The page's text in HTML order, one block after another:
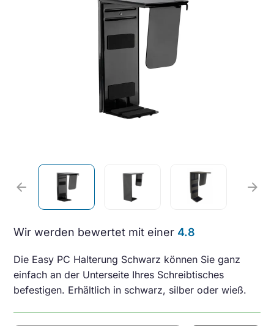
arrow_back arrow_forward
Wir werden bewertet mit einer 4.8
Die Easy PC Halterung Schwarz können Sie ganz
einfach an der Unterseite Ihres Schreibtisches
befestigen. Erhältlich in schwarz, silber oder wieß.